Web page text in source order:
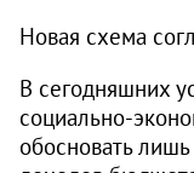
Новая схема
В сегодняшних
социально-
обосновать